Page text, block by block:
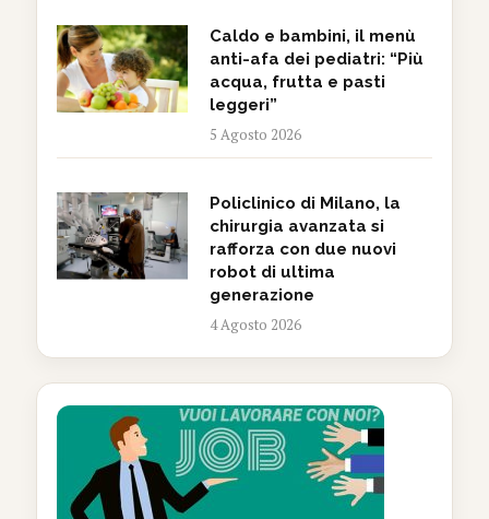
Caldo e bambini, il menù
anti-afa dei pediatri: “Più
acqua, frutta e pasti
leggeri”
5 Agosto 2026
Policlinico di Milano, la
chirurgia avanzata si
rafforza con due nuovi
robot di ultima
generazione
4 Agosto 2026